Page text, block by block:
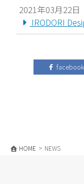
2021年03月22日
IRODORI
facebook
HOME NEWS